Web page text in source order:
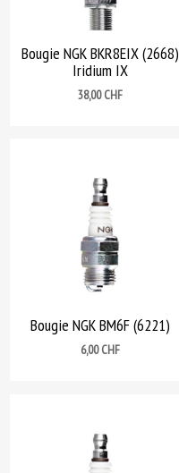
Bougie NGK BKR8EIX (2668)
Iridium IX
Prix
38,00 CHF
Bougie NGK BM6F (6221)
Prix
6,00 CHF